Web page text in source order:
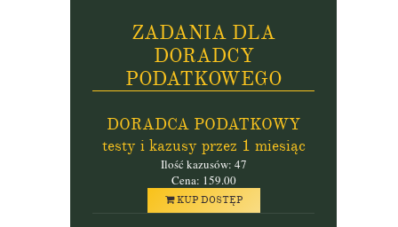
ZADANIA DLA
DORADCY
PODATKOWEGO
DORADCA PODATKOWY
testy i kazusy przez 1 miesiąc
Ilość kazusów: 47
Cena: 159.00
KUP DOSTĘP